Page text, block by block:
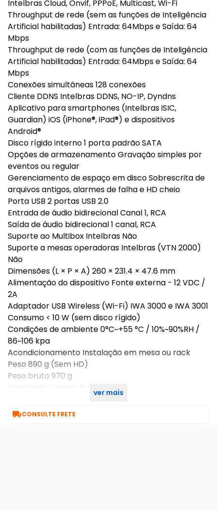
Intelbras Cloud, Onvif, PPPoE, Multicast, Wi-Fi
Throughput de rede (sem as funções de Inteligência
Artificial habilitadas) Entrada: 64Mbps e Saída: 64
Mbps
Throughput de rede (com as funções de Inteligência
Artificial habilitadas) Entrada: 64Mbps e Saída: 64
Mbps
Conexões simultâneas 128 conexões
Cliente DDNS Intelbras DDNS, NO-IP, Dyndns
Aplicativo para smartphones (Intelbras iSIC,
Guardian) iOS (iPhone®, iPad®) e dispositivos
Android®
Disco rígido interno 1 porta padrão SATA
Opções de armazenamento Gravação simples por
eventos ou regular
Gerenciamento de espaço em disco Sobrescrita de
arquivos antigos, alarmes de falha e HD cheio
Porta USB 2 portas USB 2.0
Entrada de áudio bidirecional Canal 1, RCA
Saída de áudio bidirecional 1 canal, RCA
Suporte ao Multibox Intelbras Não
Suporte a mesas operadoras Intelbras (VTN 2000)
Não
Dimensões (L × P × A) 260 × 231.4 × 47.6 mm
Alimentação do dispositivo Fonte externa - 12 VDC /
2A
Adaptador USB Wireless (Wi-Fi) IWA 3000 e IWA 3001
Consumo < 10 W (sem disco rígido)
Condições de ambiente 0°C~+55 °C / 10%~90%RH /
86~106 kpa
Acondicionamento Instalação em mesa ou rack
Peso 890 g (Sem HD)
Peso bruto 970 g
Ventilação interna Passivaver mais
CONSULTE FRETE